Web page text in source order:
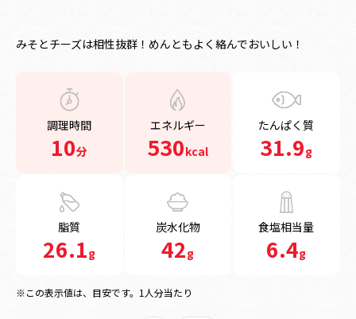
みそとチーズは相性抜群！めんともよく絡んでおいしい！
調理時間
10分
エネルギー
530kcal
たんぱく質
31.9g
脂質
26.1g
炭水化物
42g
食塩相当量
6.4g
※この表示値は、目安です。1人分当たり